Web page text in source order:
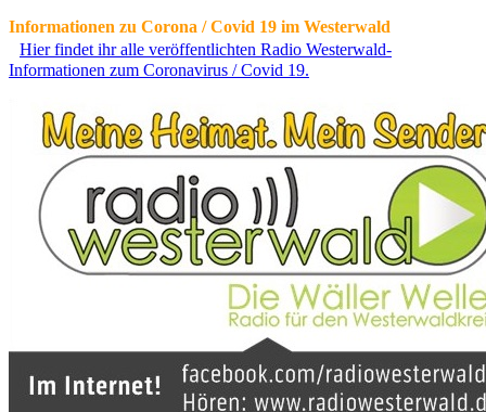
Informationen zu Corona / Covid 19 im Westerwald
Hier findet ihr alle veröffentlichten Radio Westerwald-
Informationen zum Coronavirus / Covid 19.